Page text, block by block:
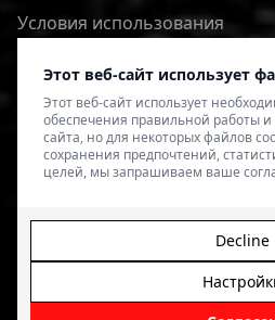
Этот веб-сайт использует
Этот веб-сайт использует
обеспечения правильной работы
сайта, но для некоторых файлов
сохранения предпочтений,
целей, мы запрашиваем ваше
Decline
Условия использования
Политика
© 2026 4SPEED.LV. Visas tiesības
veikala izveide - Magecode.